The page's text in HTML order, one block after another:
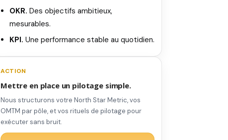
OKR. Des objectifs ambitieux,
mesurables.
KPI. Une performance stable au quotidien.
ACTION
Mettre en place un pilotage simple.
Nous structurons votre North Star Metric, vos
OMTM par pôle, et vos rituels de pilotage pour
exécuter sans bruit.